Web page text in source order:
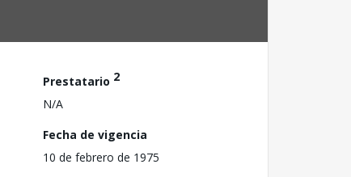
Prestatario 2
N/A
Fecha de vigencia
10 de febrero de 1975